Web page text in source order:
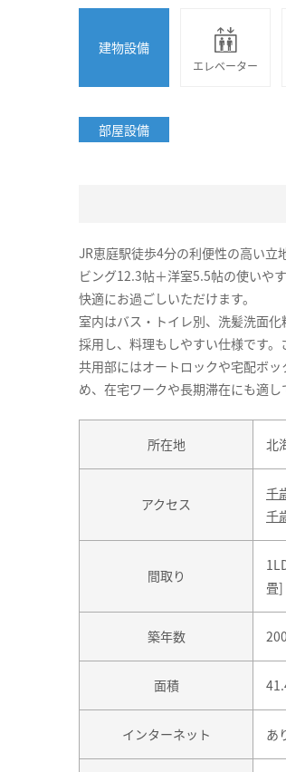
建物設備
エレベーター
部屋設備
JR恵庭駅徒歩4分の利便性の高い立
ビング12.3帖＋洋室5.5帖の使いや
快適にお過ごしいただけます。
室内はバス・トイレ別、洗髪洗面
採用し、料理もしやすい仕様です。
共用部にはオートロックや宅配ボ
め、在宅ワークや長期滞在にも適
所在地 北
アクセス
千
千
間取り
畳]
築年数
面積
インターネット あ